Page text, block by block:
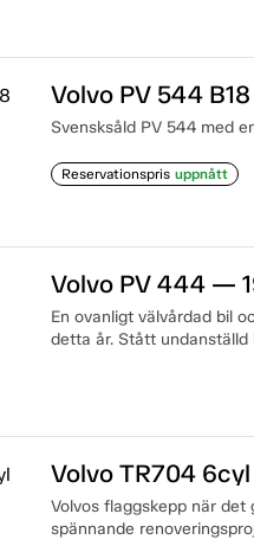
Volvo PV 544
Svensksåld PV 544 med
Reservationspris uppnått
Volvo PV 444 —
En ovanligt välvårdad bil
detta år. Stått
Volvo TR704
Volvos flaggskepp när
spännande